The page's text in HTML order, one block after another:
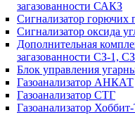
загазованности САКЗ
Сигнализатор горючих
Сигнализатор оксида
Дополнительная
загазованности СЗ-1,
Блок управления
Газоанализатор АНКАТ
Газоанализатор СТГ
Газоанализатор